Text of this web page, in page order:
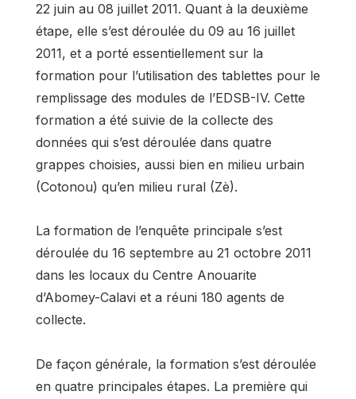
22 juin au 08 juillet 2011. Quant à la deuxième
étape, elle s’est déroulée du 09 au 16 juillet
2011, et a porté essentiellement sur la
formation pour l’utilisation des tablettes pour le
remplissage des modules de l’EDSB-IV. Cette
formation a été suivie de la collecte des
données qui s’est déroulée dans quatre
grappes choisies, aussi bien en milieu urbain
(Cotonou) qu’en milieu rural (Zè).
La formation de l’enquête principale s’est
déroulée du 16 septembre au 21 octobre 2011
dans les locaux du Centre Anouarite
d’Abomey-Calavi et a réuni 180 agents de
collecte.
De façon générale, la formation s’est déroulée
en quatre principales étapes. La première qui